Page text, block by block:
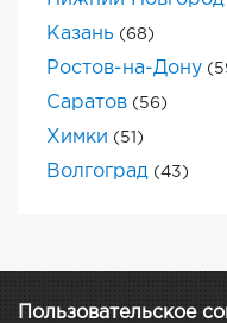
Казань (68)
Ростов-на-Дону
Саратов (56)
Химки (51)
Волгоград (43)
Пользовательское